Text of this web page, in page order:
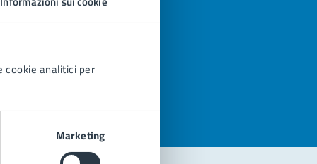
cookie analitici per
Marketing